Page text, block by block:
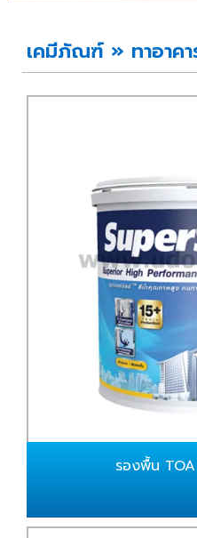
เคมีภัณฑ์ » ทาอาค
รองพื้น